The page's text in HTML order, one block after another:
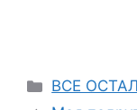
Categories
ВСЕ